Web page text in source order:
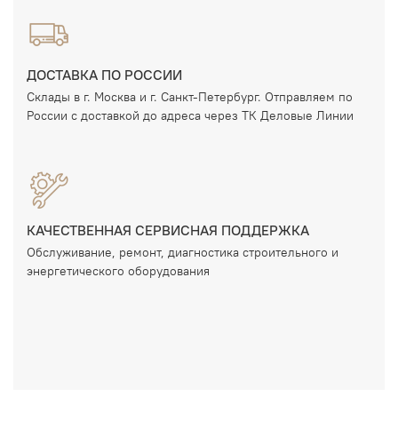
ДОСТАВКА ПО РОССИИ
Склады в г. Москва и г. Санкт-Петербург. Отправляем по
России с доставкой до адреса через ТК Деловые Линии
КАЧЕСТВЕННАЯ СЕРВИСНАЯ ПОДДЕРЖКА
Обслуживание, ремонт, диагностика строительного и
энергетического оборудования